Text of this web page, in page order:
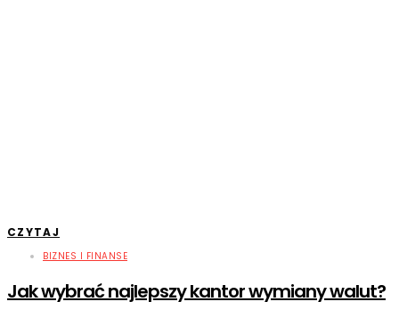
CZYTAJ
BIZNES I FINANSE
Jak wybrać najlepszy kantor wymiany walut?